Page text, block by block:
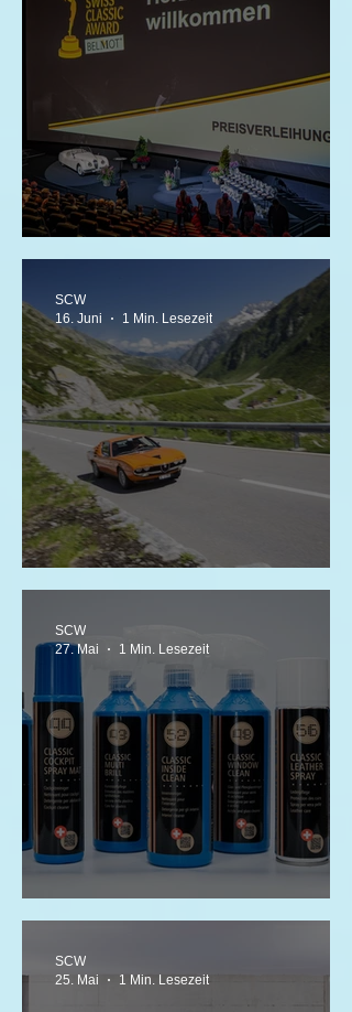
SWISS CLASSIC AWARDS 2026
Gottardo Classic - 21. Juni 2026
SCW
16. Juni
1 Min. Lesezeit
Die SWISS CLASSIC LINE ist da!
SCW
27. Mai
1 Min. Lesezeit
SCW
25. Mai
1 Min. Lesezeit